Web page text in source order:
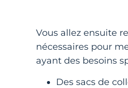
Vous allez ensuite
nécessaires pour
ayant des besoins
Des sacs de